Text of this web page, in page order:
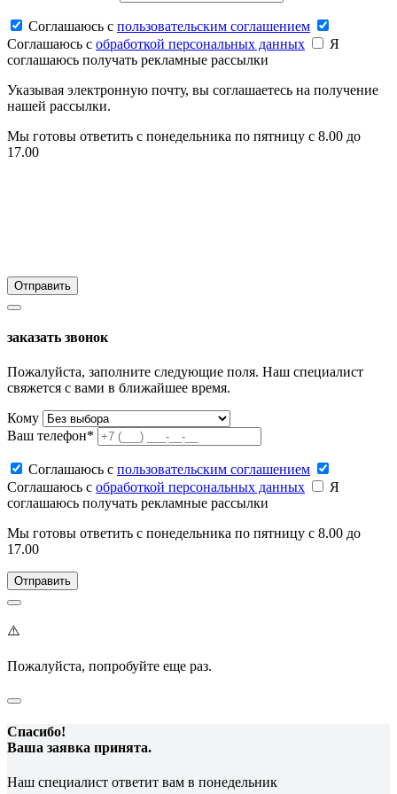
Соглашаюсь c пользовательским соглашением
Соглашаюсь c обработкой персональных данных
Я
соглашаюсь получать рекламные рассылки
Указывая электронную почту, вы соглашаетесь на получение
нашей рассылки.
Мы готовы ответить с понедельника по пятницу с 8.00 до
17.00
заказать звонок
Пожалуйста, заполните следующие поля. Наш специалист
свяжется с вами в ближайшее время.
Кому
Ваш телефон*
Соглашаюсь c пользовательским соглашением
Соглашаюсь c обработкой персональных данных
Я
соглашаюсь получать рекламные рассылки
Мы готовы ответить с понедельника по пятницу с 8.00 до
17.00
⚠️
Пожалуйста, попробуйте еще раз.
Спасибо!
Ваша заявка принята.
Наш специалист ответит вам в понедельник